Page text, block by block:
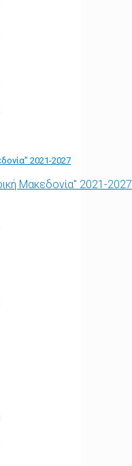
2021-2027
Μακεδονία" 2021-2027